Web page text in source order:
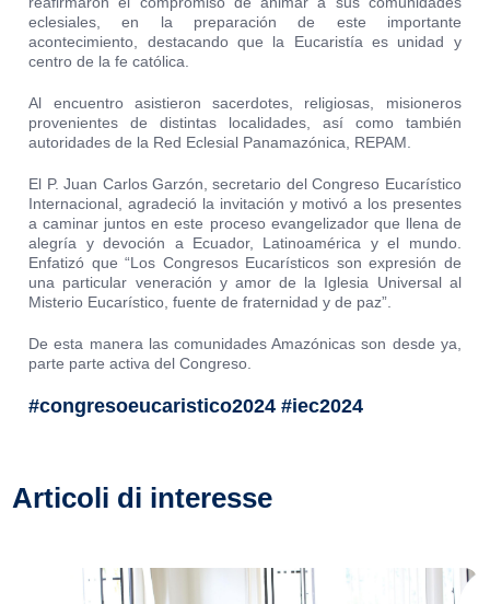
eclesiales, en la preparación de este importante
acontecimiento, destacando que la Eucaristía es unidad y
centro de la fe católica.
Al encuentro asistieron sacerdotes, religiosas, misioneros
provenientes de distintas localidades, así como también
autoridades de la Red Eclesial Panamazónica, REPAM.
El P. Juan Carlos Garzón, secretario del Congreso Eucarístico
Internacional, agradeció la invitación y motivó a los presentes
a caminar juntos en este proceso evangelizador que llena de
alegría y devoción a Ecuador, Latinoamérica y el mundo.
Enfatizó que “Los Congresos Eucarísticos son expresión de
una particular veneración y amor de la Iglesia Universal al
Misterio Eucarístico, fuente de fraternidad y de paz”.
De esta manera las comunidades Amazónicas son desde ya,
parte parte activa del Congreso.
#congresoeucaristico2024 #iec2024
Articoli di interesse